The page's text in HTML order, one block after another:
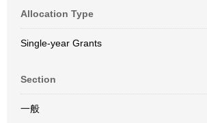
Allocation Type
Single-year Grants
Section
一般